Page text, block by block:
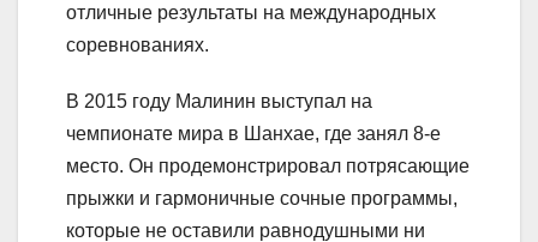
отличные результаты на международных
соревнованиях.
В 2015 году Малинин выступал на
чемпионате мира в Шанхае, где занял 8-е
место. Он продемонстрировал потрясающие
прыжки и гармоничные сочные программы,
которые не оставили равнодушными ни